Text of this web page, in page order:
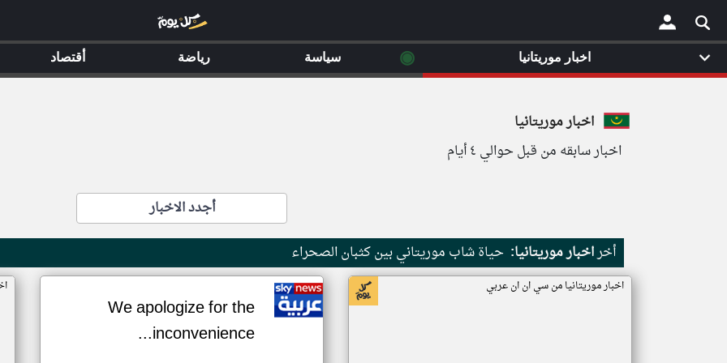
×
اخبار موريتانيا
اخبار سابقه من قبل حوالي ٤ أيام
أجدد الاخبار
أخراخبار موريتانيا: حياة شاب موريتاني بين كثبان الصحراء
اخبار موريتانيا من سي ان ان عربي
We apologize for the
inconvenience...
اخبار موريتانيا ◉ سياسة رياضة أقتصاد